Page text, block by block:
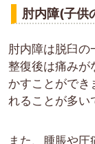
肘内障(子供
肘内障は脱臼の
整復後は痛みが
かすことができ
れることが多い
また、腫脹や